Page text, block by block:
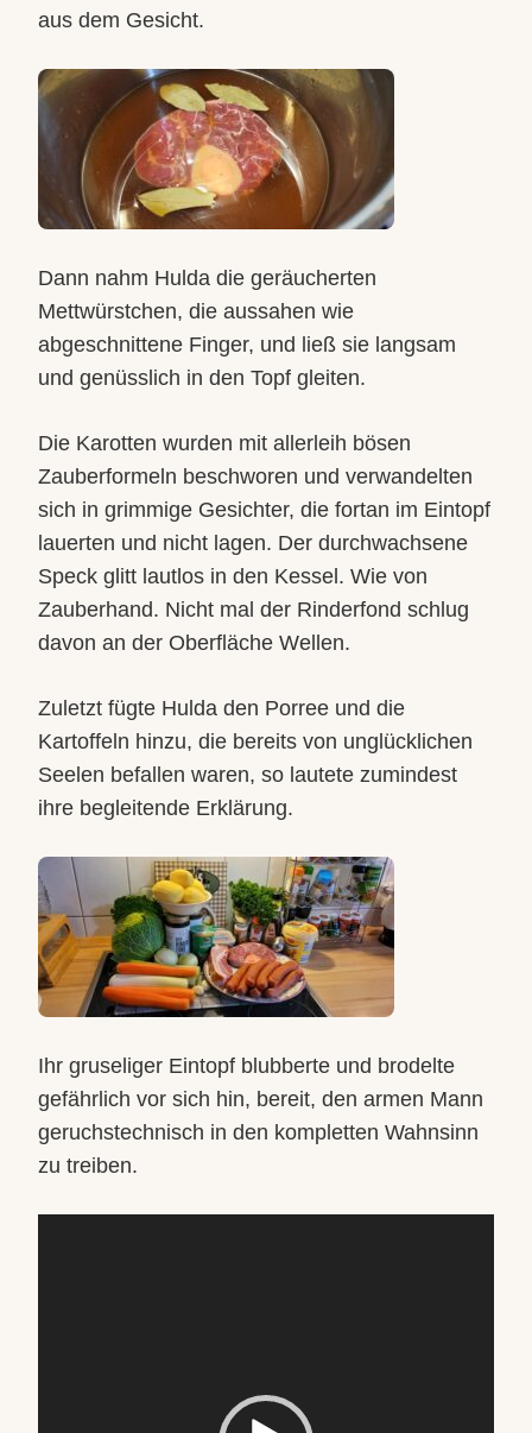
aus dem Gesicht.
Dann nahm Hulda die geräucherten
Mettwürstchen, die aussahen wie
abgeschnittene Finger, und ließ sie langsam
und genüsslich in den Topf gleiten.
Die Karotten wurden mit allerleih bösen
Zauberformeln beschworen und verwandelten
sich in grimmige Gesichter, die fortan im Eintopf
lauerten und nicht lagen. Der durchwachsene
Speck glitt lautlos in den Kessel. Wie von
Zauberhand. Nicht mal der Rinderfond schlug
davon an der Oberfläche Wellen.
Zuletzt fügte Hulda den Porree und die
Kartoffeln hinzu, die bereits von unglücklichen
Seelen befallen waren, so lautete zumindest
ihre begleitende Erklärung.
Ihr gruseliger Eintopf blubberte und brodelte
gefährlich vor sich hin, bereit, den armen Mann
geruchstechnisch in den kompletten Wahnsinn
zu treiben.